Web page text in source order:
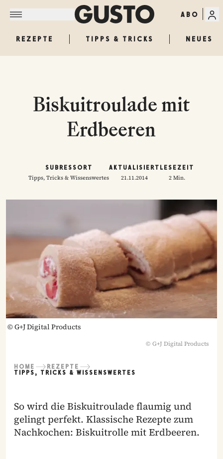
ABO
REZEPTE TIPPS & TRICKS NEUES
Biskuitroulade mit
Erdbeeren
SUBRESSORT
Tipps, Tricks & Wissenswertes
AKTUALISIERT
21.11.2014
LESEZEIT
2 Min.
©G+J Digital Products
© G+J Digital Products
HOME
REZEPTE
TIPPS, TRICKS & WISSENSWERTES
So wird die Biskuitroulade flaumig und
gelingt perfekt. Klassische Rezepte zum
Nachkochen: Biskuitrolle mit Erdbeeren.